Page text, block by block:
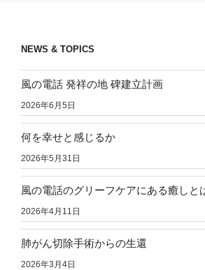
NEWS & TOPICS
風の電話 発祥の地 碑建立計画
2026年6月5日
何を幸せと感じるか
2026年5月31日
風の電話のグリーフケアにある癒しと
2026年4月11日
肺がん切除手術からの生還
2026年3月4日